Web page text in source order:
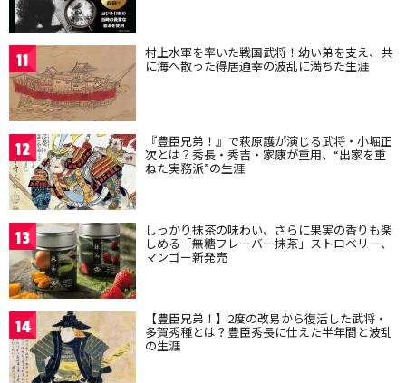
11 村上水軍を率いた戦国武将！幼い弟を支え、共
に海へ散った得居通幸の波乱に満ちた生涯
12 『豊臣兄弟！』で萩原護が演じる武将・小堀正
次とは？秀長・秀吉・家康が重用、“出家を重
ねた実務派”の生涯
13 しっかり抹茶の味わい、さらに果実の香りも楽
しめる「無糖フレーバー抹茶」ストロベリー、
マンゴー新発売
14 【豊臣兄弟！】2度の改易から復活した武将・
多賀秀種とは？豊臣秀長に仕えた半年間と波乱
の生涯